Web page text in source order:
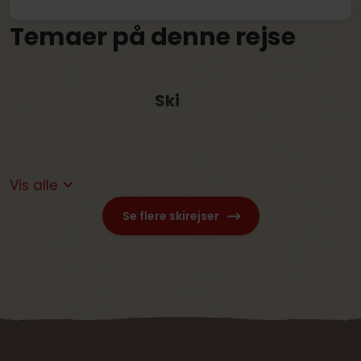
Temaer på denne rejse
Ski
Vis alle
Se flere skirejser